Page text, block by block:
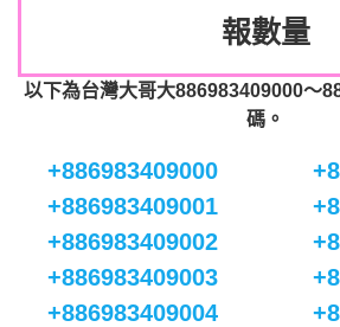
報數量
以下為台灣大哥大886983409000～
碼。
+886983409000
+886983409001
+886983409002
+886983409003
+886983409004